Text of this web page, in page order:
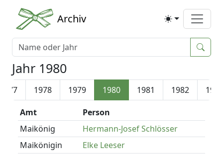
Archiv
Jahr 1980
1977 1978 1979 1980 1981 1982 1983
Amt
Person
Maikönig
Hermann-Josef Schlösser
Maikönigin
Elke Leeser